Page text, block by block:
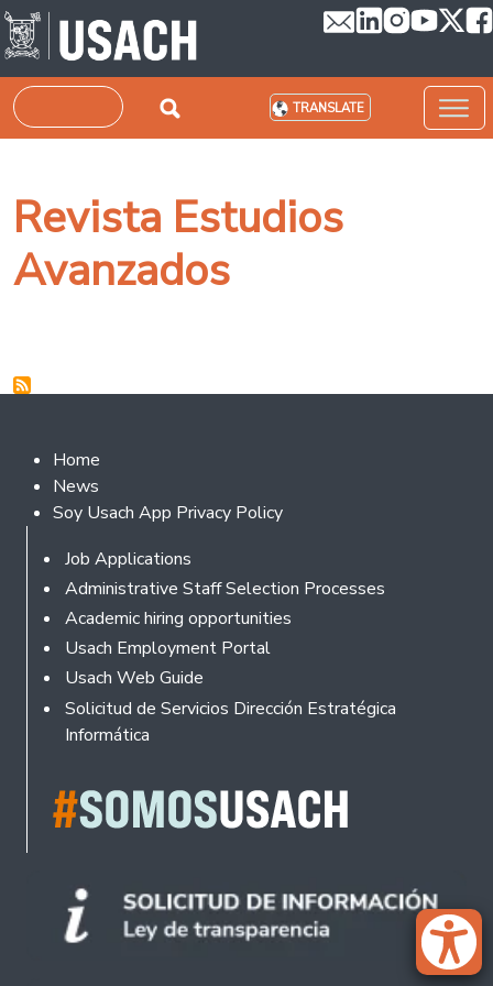
Skip to main content
Search TRANSLATE
Revista Estudios
Avanzados
Footer 2
Home
News
Soy Usach App Privacy Policy
Footer
Job Applications
Administrative Staff Selection Processes
Academic hiring opportunities
Usach Employment Portal
Usach Web Guide
Solicitud de Servicios Dirección Estratégica
Informática